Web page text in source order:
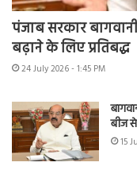
पंजाब सरकार
बढ़ाने के लिए प्रतिबद्ध
24 July 2026 - 1:45 PM
बीज
15